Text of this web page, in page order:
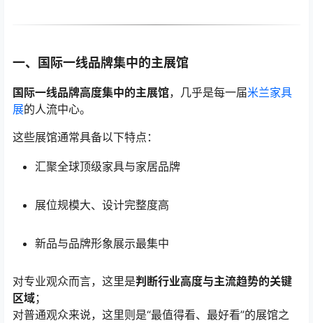
一、国际一线品牌集中的主展馆
国际一线品牌高度集中的主展馆，几乎是每一届米兰家具
展的人流中心。
这些展馆通常具备以下特点：
汇聚全球顶级家具与家居品牌
展位规模大、设计完整度高
新品与品牌形象展示最集中
对专业观众而言，这里是判断行业高度与主流趋势的关键
区域；
对普通观众来说，这里则是“最值得看、最好看”的展馆之